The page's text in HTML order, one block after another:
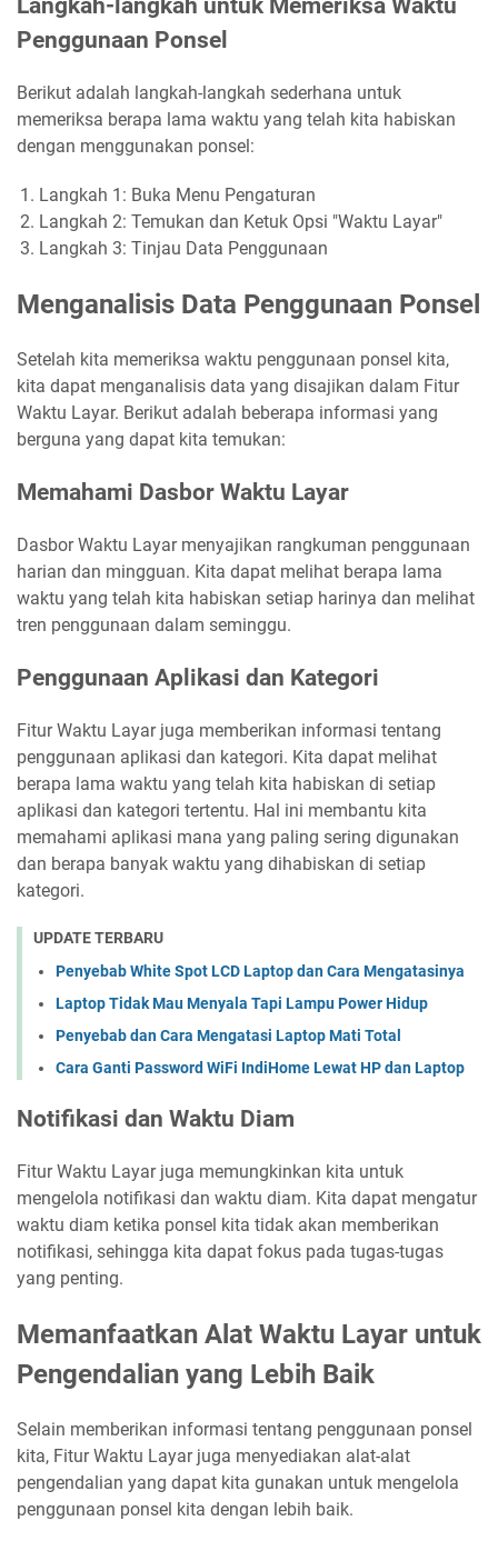
Penggunaan Ponsel
Berikut adalah langkah-langkah sederhana untuk
memeriksa berapa lama waktu yang telah kita habiskan
dengan menggunakan ponsel:
Langkah 1: Buka Menu Pengaturan
Langkah 2: Temukan dan Ketuk Opsi "Waktu Layar"
Langkah 3: Tinjau Data Penggunaan
Menganalisis Data Penggunaan Ponsel
Setelah kita memeriksa waktu penggunaan ponsel kita,
kita dapat menganalisis data yang disajikan dalam Fitur
Waktu Layar. Berikut adalah beberapa informasi yang
berguna yang dapat kita temukan:
Memahami Dasbor Waktu Layar
Dasbor Waktu Layar menyajikan rangkuman penggunaan
harian dan mingguan. Kita dapat melihat berapa lama
waktu yang telah kita habiskan setiap harinya dan melihat
tren penggunaan dalam seminggu.
Penggunaan Aplikasi dan Kategori
Fitur Waktu Layar juga memberikan informasi tentang
penggunaan aplikasi dan kategori. Kita dapat melihat
berapa lama waktu yang telah kita habiskan di setiap
aplikasi dan kategori tertentu. Hal ini membantu kita
memahami aplikasi mana yang paling sering digunakan
dan berapa banyak waktu yang dihabiskan di setiap
kategori.
UPDATE TERBARU
Penyebab White Spot LCD Laptop dan Cara Mengatasinya
Laptop Tidak Mau Menyala Tapi Lampu Power Hidup
Penyebab dan Cara Mengatasi Laptop Mati Total
Cara Ganti Password WiFi IndiHome Lewat HP dan Laptop
Notifikasi dan Waktu Diam
Fitur Waktu Layar juga memungkinkan kita untuk
mengelola notifikasi dan waktu diam. Kita dapat mengatur
waktu diam ketika ponsel kita tidak akan memberikan
notifikasi, sehingga kita dapat fokus pada tugas-tugas
yang penting.
Memanfaatkan Alat Waktu Layar untuk
Pengendalian yang Lebih Baik
Selain memberikan informasi tentang penggunaan ponsel
kita, Fitur Waktu Layar juga menyediakan alat-alat
pengendalian yang dapat kita gunakan untuk mengelola
penggunaan ponsel kita dengan lebih baik.